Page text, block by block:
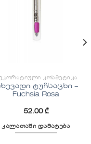
ᲙᲝᲡᲛᲔᲢᲘᲙᲐ
ტუჩსაცხი –
Fuchsia Rosa
52.00 ₾
კალათაში დამატება